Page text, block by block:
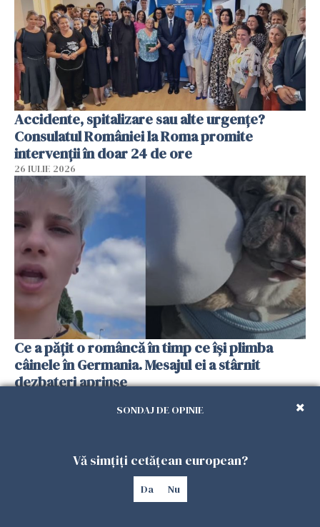
Accidente, spitalizare sau alte urgențe?
Consulatul României la Roma promite
intervenții în doar 24 de ore
26 IULIE 2026
Ce a pățit o româncă în timp ce își plimba
câinele în Germania. Mesajul ei a stârnit
dezbateri aprinse
SONDAJ DE OPINIE
Vă simțiți cetățean european?
Da Nu